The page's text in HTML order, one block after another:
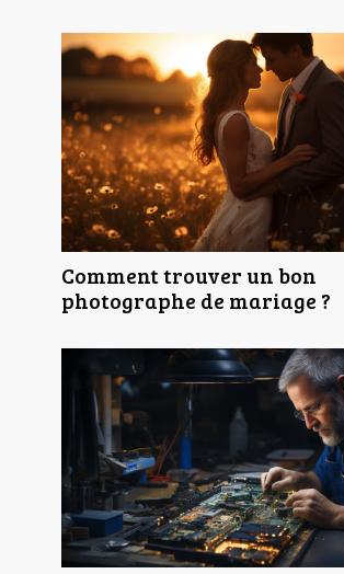
Comment trouver un bon
photographe de mariage ?